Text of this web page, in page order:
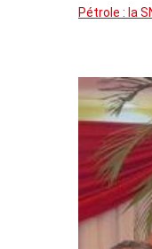
Pétrole : la